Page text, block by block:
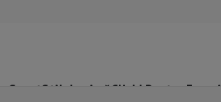
SportStil de viațăClick! Pentru Femei